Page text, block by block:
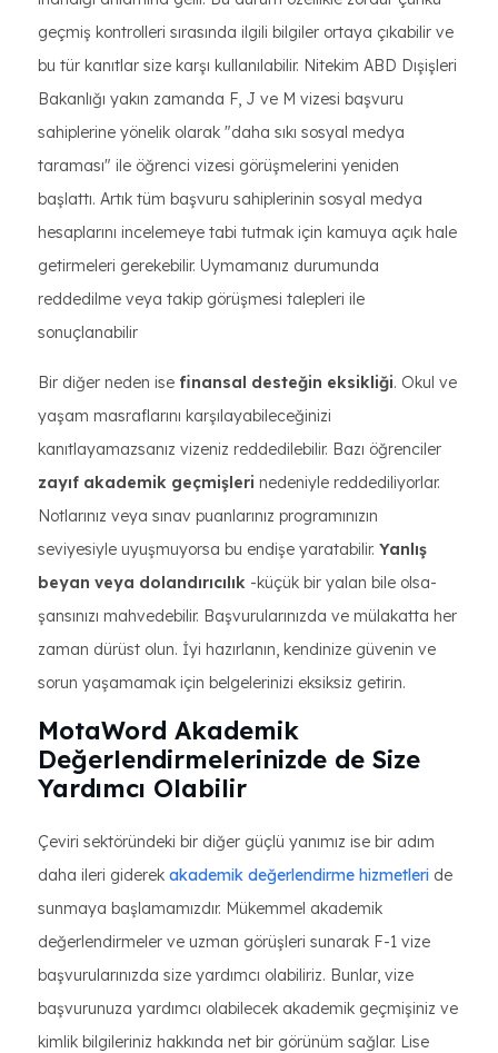
geçmiş kontrolleri sırasında ilgili bilgiler ortaya çıkabilir ve
bu tür kanıtlar size karşı kullanılabilir. Nitekim ABD Dışişleri
Bakanlığı yakın zamanda F, J ve M vizesi başvuru
sahiplerine yönelik olarak "daha sıkı sosyal medya
taraması" ile öğrenci vizesi görüşmelerini yeniden
başlattı. Artık tüm başvuru sahiplerinin sosyal medya
hesaplarını incelemeye tabi tutmak için kamuya açık hale
getirmeleri gerekebilir. Uymamanız durumunda
reddedilme veya takip görüşmesi talepleri ile
sonuçlanabilir
Bir diğer neden ise finansal desteğin eksikliği. Okul ve
yaşam masraflarını karşılayabileceğinizi
kanıtlayamazsanız vizeniz reddedilebilir. Bazı öğrenciler
zayıf akademik geçmişleri nedeniyle reddediliyorlar.
Notlarınız veya sınav puanlarınız programınızın
seviyesiyle uyuşmuyorsa bu endişe yaratabilir. Yanlış
beyan veya dolandırıcılık -küçük bir yalan bile olsa-
şansınızı mahvedebilir. Başvurularınızda ve mülakatta her
zaman dürüst olun. İyi hazırlanın, kendinize güvenin ve
sorun yaşamamak için belgelerinizi eksiksiz getirin.
MotaWord Akademik
Değerlendirmelerinizde de Size
Yardımcı Olabilir
Çeviri sektöründeki bir diğer güçlü yanımız ise bir adım
daha ileri giderek akademik değerlendirme hizmetleri de
sunmaya başlamamızdır. Mükemmel akademik
değerlendirmeler ve uzman görüşleri sunarak F-1 vize
başvurularınızda size yardımcı olabiliriz. Bunlar, vize
başvurunuza yardımcı olabilecek akademik geçmişiniz ve
kimlik bilgileriniz hakkında net bir görünüm sağlar. Lise